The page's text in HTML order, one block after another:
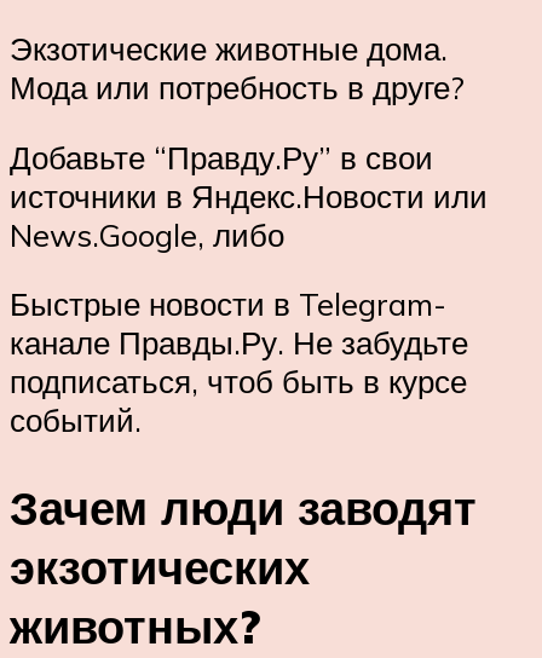
Экзотические животные дома.
Мода или потребность в друге?
Добавьте “Правду.Ру” в свои
источники в Яндекс.Новости или
News.Google, либо
Быстрые новости в Telegram-
канале Правды.Ру. Не забудьте
подписаться, чтоб быть в курсе
событий.
Зачем люди заводят
экзотических
животных?